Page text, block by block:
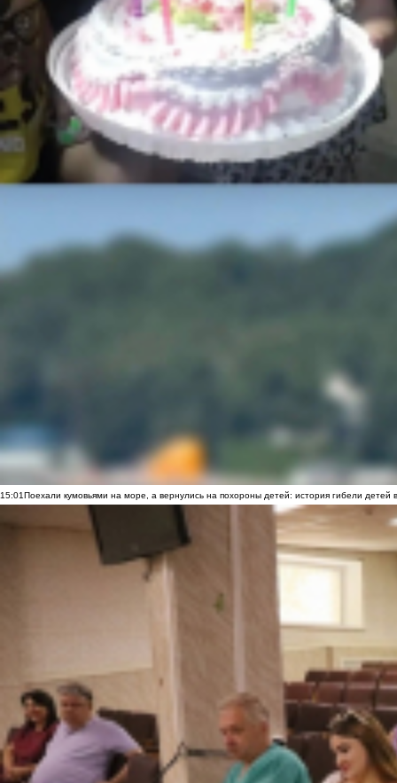
15:01Поехали кумовьями на море, а вернулись на похороны детей: история гибели детей